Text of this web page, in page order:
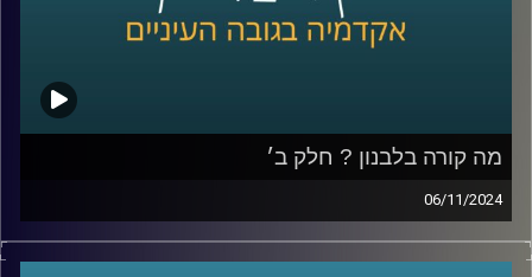
קרדיט תמונות:AudioVersity
מה קורה בלבנון ? חלק ב׳
06/11/2024
בפרק הקודם דיברנו על ההיסטוריה של לבנון, הרכב
האוכלוסייה, הסיבות למשבר והמתיחות איתנו והפרק נדבר יותר